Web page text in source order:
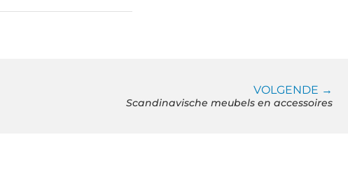
VOLGENDE →
Scandinavische meubels en accessoires